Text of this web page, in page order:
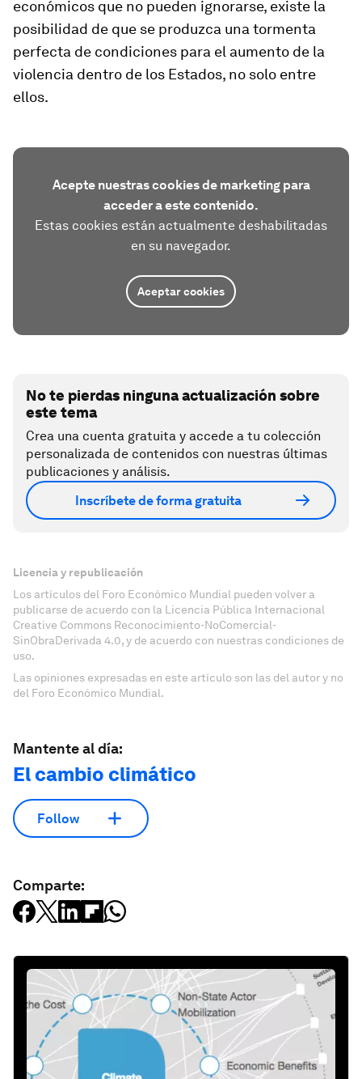
económicos que no pueden ignorarse, existe la
posibilidad de que se produzca una tormenta
perfecta de condiciones para el aumento de la
violencia dentro de los Estados, no solo entre
ellos.
Acepte nuestras cookies de marketing para
acceder a este contenido.
Estas cookies están actualmente deshabilitadas
en su navegador.
Aceptar cookies
No te pierdas ninguna actualización sobre
este tema
Crea una cuenta gratuita y accede a tu colección
personalizada de contenidos con nuestras últimas
publicaciones y análisis.
Inscríbete de forma gratuita
Licencia y republicación
Los artículos del Foro Económico Mundial pueden volver a
publicarse de acuerdo con la Licencia Pública Internacional
Creative Commons Reconocimiento-NoComercial-
SinObraDerivada 4.0, y de acuerdo con nuestras condiciones de
uso.
Las opiniones expresadas en este artículo son las del autor y no
del Foro Económico Mundial.
Mantente al día:
El cambio climático
Follow
Comparte: